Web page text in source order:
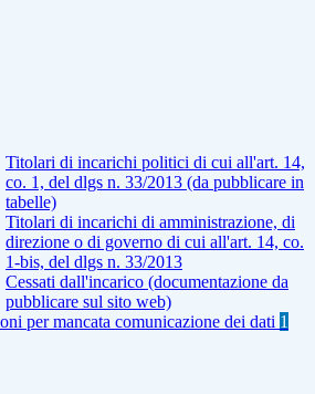
Titolari di incarichi politici di cui all'art. 14,
co. 1, del dlgs n. 33/2013 (da pubblicare in
tabelle)
Titolari di incarichi di amministrazione, di
direzione o di governo di cui all'art. 14, co.
1-bis, del dlgs n. 33/2013
Cessati dall'incarico (documentazione da
pubblicare sul sito web)
per mancata comunicazione dei dati 1